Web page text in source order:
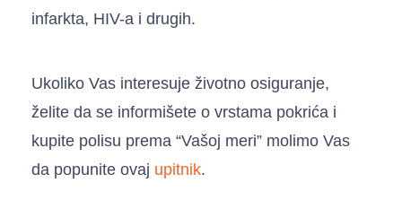
infarkta, HIV-a i drugih.
Ukoliko Vas interesuje životno osiguranje,
želite da se informišete o vrstama pokrića i
kupite polisu prema “Vašoj meri” molimo Vas
da popunite ovaj upitnik.